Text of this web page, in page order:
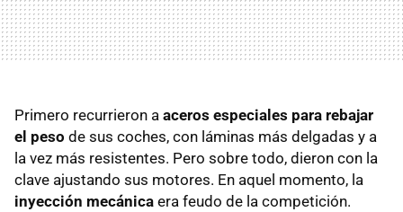
Primero recurrieron a aceros especiales para rebajar
el peso de sus coches, con láminas más delgadas y a
la vez más resistentes. Pero sobre todo, dieron con la
clave ajustando sus motores. En aquel momento, la
inyección mecánica era feudo de la competición.